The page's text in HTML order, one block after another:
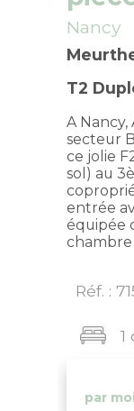
Nancy
T2
A
secteur
ce jolie
sol) au
entrée
équipée
chambre
par
Réf. :
1